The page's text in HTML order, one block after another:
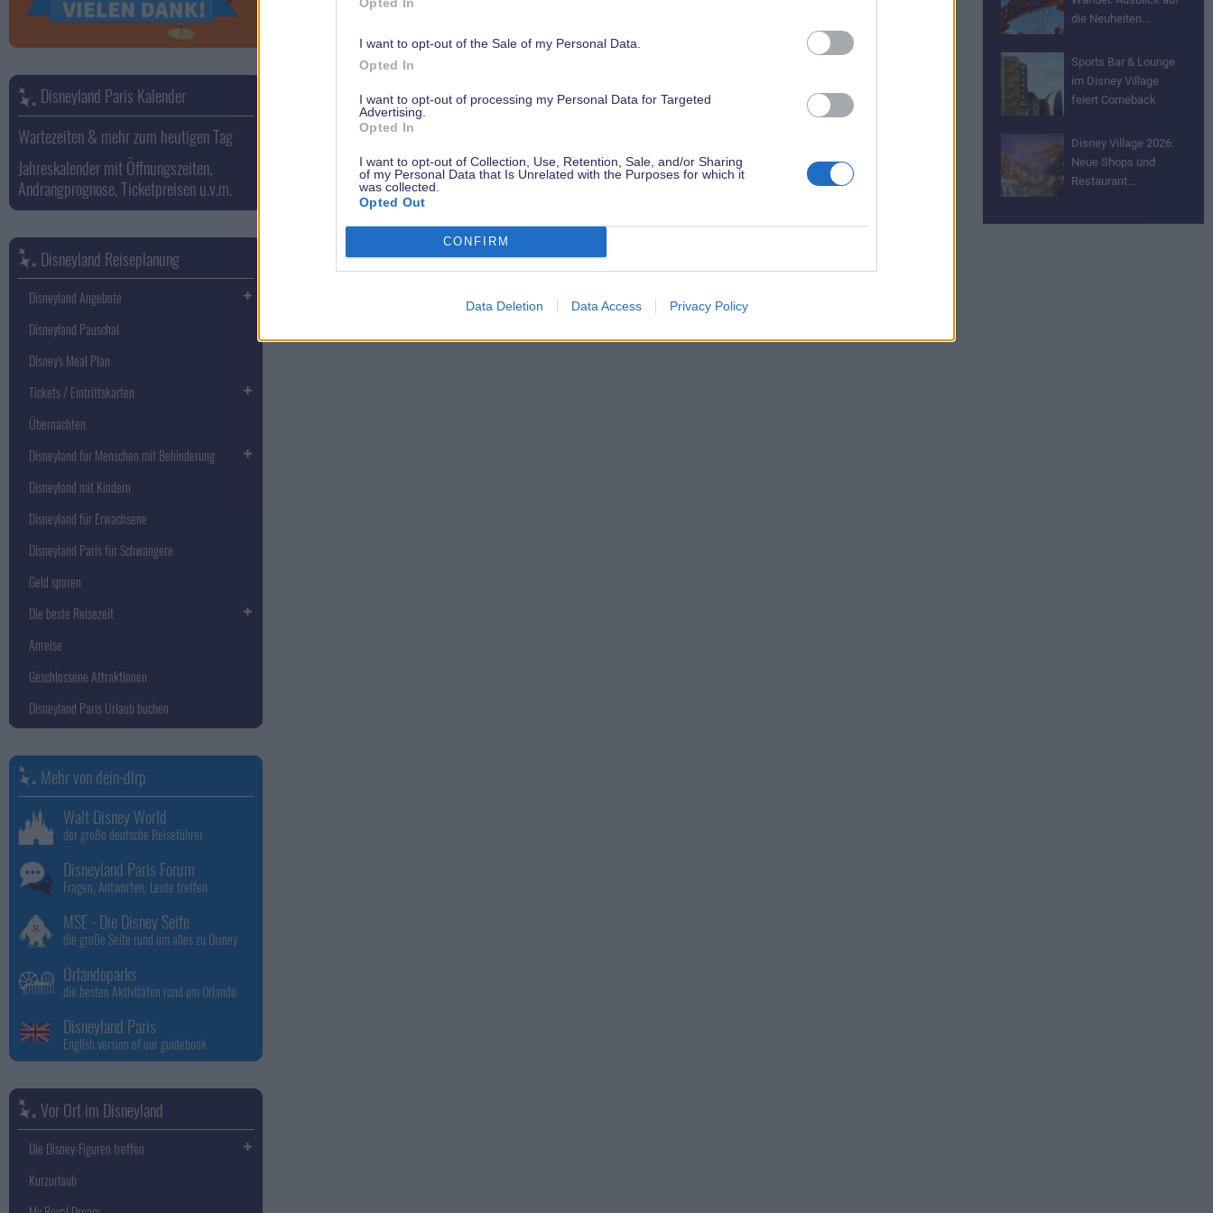
I want to opt-out of the Sale of my Personal Data.
Opted In
I want to opt-out of processing my Personal Data for Targeted
Advertising.
Opted In
I want to opt-out of Collection, Use, Retention, Sale, and/or Sharing
of my Personal Data that Is Unrelated with the Purposes for which it
was collected.
Opted Out
CONFIRM
Data Deletion Data Access Privacy Policy
die Neuheiten…
Sports Bar & Lounge
im Disney Village
feiert Comeback
Disney Village 2026:
Neue Shops und
Restaurant…
Disneyland Paris Kalender
Wartezeiten & mehr zum heutigen Tag
Jahreskalender mit Öffnungszeiten,
Andrangprognose, Ticketpreisen u.v.m.
Disneyland Reiseplanung
Disneyland Angebote
Disneyland Pauschal
Disney's Meal Plan
Tickets / Eintrittskarten
Übernachten
Disneyland für Menschen mit Behinderung
Disneyland mit Kindern
Disneyland für Erwachsene
Disneyland Paris für Schwangere
Geld sparen
Die beste Reisezeit
Anreise
Geschlossene Attraktionen
Disneyland Paris Urlaub buchen
Mehr von dein-dlrp
Walt Disney World
der große deutsche Reiseführer
Disneyland Paris Forum
Fragen, Antworten, Leute treffen
MSE - Die Disney Seite
die große Seite rund um alles zu Disney
Orlandoparks
die besten Aktivitäten rund um Orlando
Disneyland Paris
English version of our guidebook
Vor Ort im Disneyland
Die Disney-Figuren treffen
Kurzurlaub